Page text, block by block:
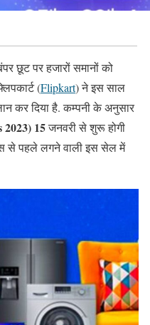
छूट पर हजारों समानों को
(Flipkart) ने इस साल
कर दिया है. कम्पनी के अनुसार
2023) 15जनवरी से शुरू होगी
से पहले लगने वाली इस सेल में